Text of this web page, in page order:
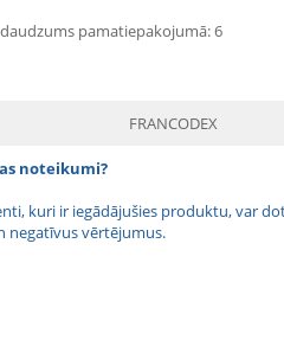
pamatiepakojumā: 6
FRANCODEX
noteikumi?
kuri ir iegādājušies produktu, var
negatīvus vērtējumus.